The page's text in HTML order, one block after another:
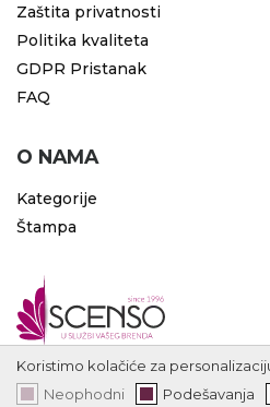
Zaštita privatnosti
Politika kvaliteta
GDPR Pristanak
FAQ
O NAMA
Kategorije
Štampa
Koristimo kolačiće za
Neophodni
Podešavanja